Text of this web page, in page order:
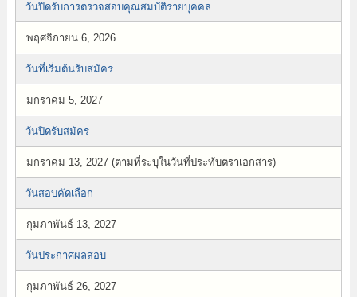
วันปิดรับการตรวจสอบคุณสมบัติรายบุคคล
พฤศจิกายน 6, 2026
วันที่เริ่มต้นรับสมัคร
มกราคม 5, 2027
วันปิดรับสมัคร
มกราคม 13, 2027 (ตามที่ระบุในวันที่ประทับตราเอกสาร)
วันสอบคัดเลือก
กุมภาพันธ์ 13, 2027
วันประกาศผลสอบ
กุมภาพันธ์ 26, 2027